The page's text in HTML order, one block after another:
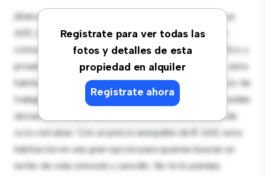
Regístrate para ver todas las
fotos y detalles de esta
propiedad en alquiler
Regístrate ahora
¡Bienvenido a tu nueva estancia en Carrer de València
600, 2º 1ª, 08026 Barcelona, El Clot, Hb-Acc! Esta
cómoda habitación ofrece un espacio de vida pacífico y
privado. Amueblada con lo esencial para tu disfrute, esta
habitación proporciona una cama cómoda, un espacio de
trabajo y soluciones de almacenamiento. Con su increíble
ubicación, tendrás fácil acceso a servicios y zonas de
ocio cercanas. Con un precio asequible de € 660, esta
habitación es una gran opción para quienes buscan un
estilo de vida cómodo y sencillo. No te lo pierdas: